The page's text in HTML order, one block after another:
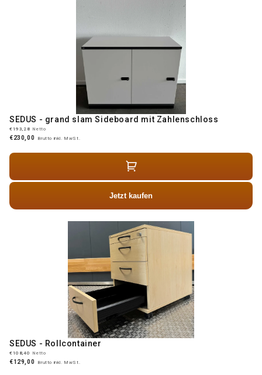
SEDUS - grand slam Sideboard mit Zahlenschloss
€193,28 Netto
€230,00 Brutto inkl. MwSt.
Jetzt kaufen
SEDUS - Rollcontainer
€108,40 Netto
€129,00 Brutto inkl. MwSt.